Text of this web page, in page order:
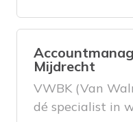
Mijdrecht
VWBK (Van
dé specialist in